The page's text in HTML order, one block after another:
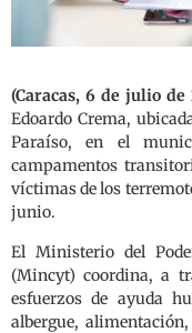
(Caracas, 6 de julio de
Edoardo Crema,
Paraíso, en el
campamentos
víctimas de los
junio.
El Ministerio del
(Mincyt) coordina, a
esfuerzos de ayuda
albergue,